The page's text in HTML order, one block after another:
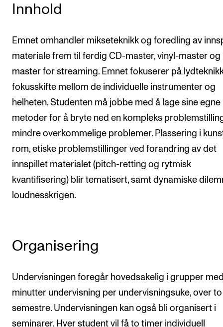
Innhold
Emnet omhandler mikseteknikk og foredling av
materiale frem til ferdig CD-master, vinyl-master og
master for streaming. Emnet fokuserer på
fokusskifte mellom de individuelle instrumenter og
helheten. Studenten må jobbe med å lage sine egne
metoder for å bryte ned en kompleks
mindre overkommelige problemer. Plassering i
rom, etiske problemstillinger ved forandring av det
innspillet materialet (pitch-retting og rytmisk
kvantifisering) blir tematisert, samt dynamiske
loudnesskrigen.
Organisering
Undervisningen foregår hovedsakelig i grupper
minutter undervisning per undervisningsuke, over to
semestre. Undervisningen kan også bli organisert i
seminarer. Hver student vil få to timer individuell